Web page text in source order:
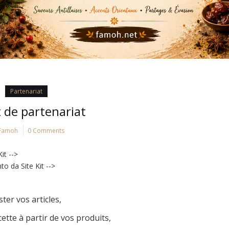
Partenariat
de partenariat
0 Comments
-->
da Site Kit -->
vos articles,
à partir de vos produits,